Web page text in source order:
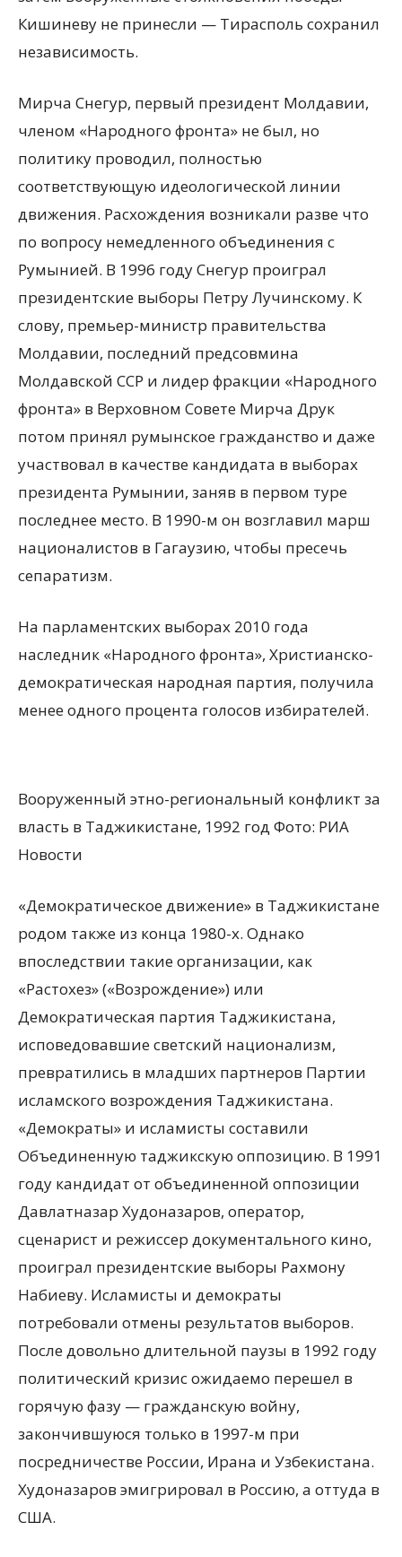
Кишиневу не принесли — Тирасполь сохранил
независимость.
Мирча Снегур, первый президент Молдавии,
членом «Народного фронта» не был, но
политику проводил, полностью
соответствующую идеологической линии
движения. Расхождения возникали разве что
по вопросу немедленного объединения с
Румынией. В 1996 году Снегур проиграл
президентские выборы Петру Лучинскому. К
слову, премьер-министр правительства
Молдавии, последний предсовмина
Молдавской ССР и лидер фракции «Народного
фронта» в Верховном Совете Мирча Друк
потом принял румынское гражданство и даже
участвовал в качестве кандидата в выборах
президента Румынии, заняв в первом туре
последнее место. В 1990-м он возглавил марш
националистов в Гагаузию, чтобы пресечь
сепаратизм.
На парламентских выборах 2010 года
наследник «Народного фронта», Христианско-
демократическая народная партия, получила
менее одного процента голосов избирателей.
Вооруженный этно-региональный конфликт за
власть в Таджикистане, 1992 год Фото: РИА
Новости
«Демократическое движение» в Таджикистане
родом также из конца 1980-х. Однако
впоследствии такие организации, как
«Растохез» («Возрождение») или
Демократическая партия Таджикистана,
исповедовавшие светский национализм,
превратились в младших партнеров Партии
исламского возрождения Таджикистана.
«Демократы» и исламисты составили
Объединенную таджикскую оппозицию. В 1991
году кандидат от объединенной оппозиции
Давлатназар Худоназаров, оператор,
сценарист и режиссер документального кино,
проиграл президентские выборы Рахмону
Набиеву. Исламисты и демократы
потребовали отмены результатов выборов.
После довольно длительной паузы в 1992 году
политический кризис ожидаемо перешел в
горячую фазу — гражданскую войну,
закончившуюся только в 1997-м при
посредничестве России, Ирана и Узбекистана.
Худоназаров эмигрировал в Россию, а оттуда в
США.